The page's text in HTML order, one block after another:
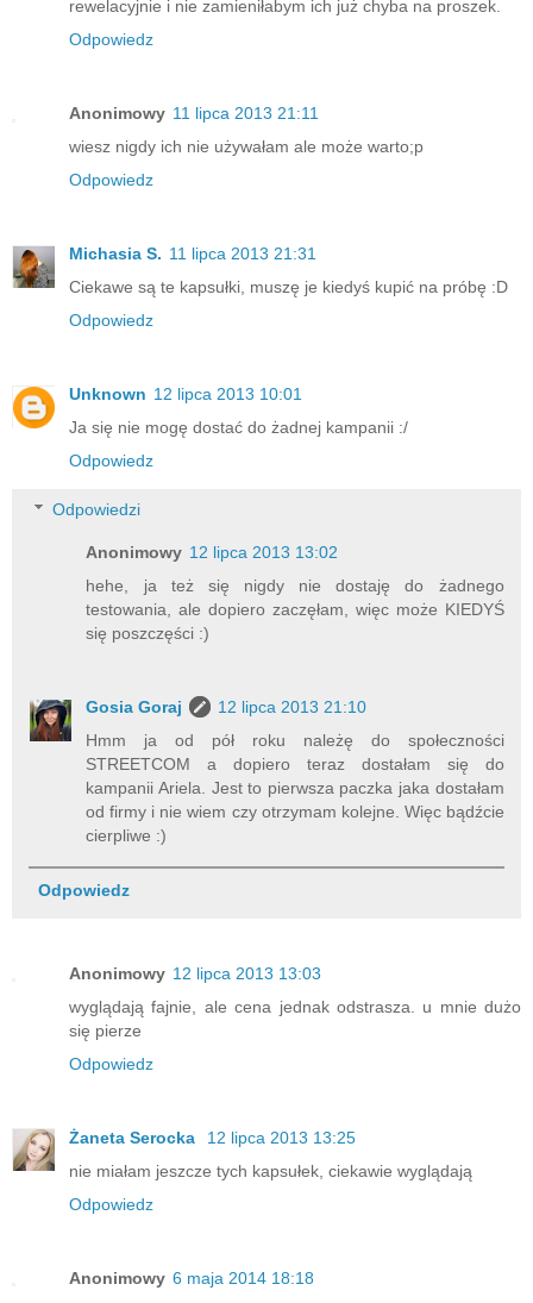
rewelacyjnie i nie zamieniłabym ich już chyba na proszek.
Odpowiedz
Anonimowy 11 lipca 2013 21:11
wiesz nigdy ich nie używałam ale może warto;p
Odpowiedz
Michasia S. 11 lipca 2013 21:31
Ciekawe są te kapsułki, muszę je kiedyś kupić na próbę :D
Odpowiedz
Unknown 12 lipca 2013 10:01
Ja się nie mogę dostać do żadnej kampanii :/
Odpowiedz
Odpowiedzi
Anonimowy 12 lipca 2013 13:02
hehe, ja też się nigdy nie dostaję do żadnego
testowania, ale dopiero zaczęłam, więc może KIEDYŚ
się poszczęści :)
Gosia Goraj
12 lipca 2013 21:10
Hmm ja od pół roku należę do społeczności
STREETCOM a dopiero teraz dostałam się do
kampanii Ariela. Jest to pierwsza paczka jaka dostałam
od firmy i nie wiem czy otrzymam kolejne. Więc bądźcie
cierpliwe :)
Odpowiedz
Anonimowy 12 lipca 2013 13:03
wyglądają fajnie, ale cena jednak odstrasza. u mnie dużo
się pierze
Odpowiedz
Żaneta Serocka
12 lipca 2013 13:25
nie miałam jeszcze tych kapsułek, ciekawie wyglądają
Odpowiedz
Anonimowy 6 maja 2014 18:18